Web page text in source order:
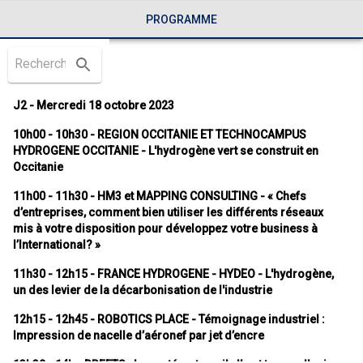
PROGRAMME
J2 - Mercredi 18 octobre 2023
10h00 - 10h30 - REGION OCCITANIE ET TECHNOCAMPUS
HYDROGENE OCCITANIE - L'hydrogène vert se construit en
Occitanie
11h00 - 11h30 - HM3 et MAPPING CONSULTING - « Chefs
d’entreprises, comment bien utiliser les différents réseaux
mis à votre disposition pour développez votre business à
l’International? »
11h30 - 12h15 - FRANCE HYDROGENE - HYDEO - L'hydrogène,
un des levier de la décarbonisation de l'industrie
12h15 - 12h45 - ROBOTICS PLACE - Témoignage industriel :
Impression de nacelle d’aéronef par jet d’encre